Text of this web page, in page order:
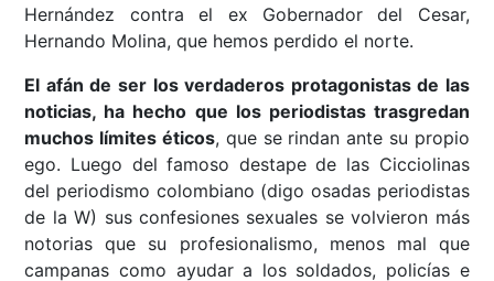
Hernández contra el ex Gobernador del Cesar,
Hernando Molina, que hemos perdido el norte.
El afán de ser los verdaderos protagonistas de las
noticias, ha hecho que los periodistas trasgredan
muchos límites éticos, que se rindan ante su propio
ego. Luego del famoso destape de las Cicciolinas
del periodismo colombiano (digo osadas periodistas
de la W) sus confesiones sexuales se volvieron más
notorias que su profesionalismo, menos mal que
campanas como ayudar a los soldados, policías e